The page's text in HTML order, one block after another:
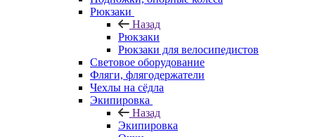
Рюкзаки
Назад
Рюкзаки
Рюкзаки для велосипедистов
Световое оборудование
Фляги, флягодержатели
Чехлы на сёдла
Экипировка
Назад
Экипировка